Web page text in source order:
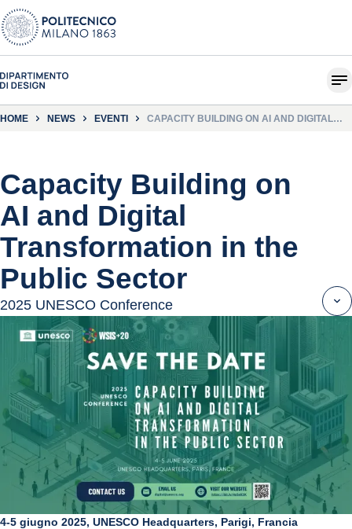
HOME NEWS EVENTI
CAPACITY BUILDING ON AI AND DIGITAL
Capacity Building on
AI and Digital
Transformation in the
Public Sector
2025 UNESCO Conference
4-5 giugno 2025, UNESCO Headquarters, Parigi, Francia